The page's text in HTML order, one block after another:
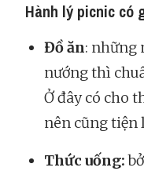
Hành lý picnic có
Đồ ăn: những
nướng thì
Ở đây có cho
nên cũng tiện
Thức uống: